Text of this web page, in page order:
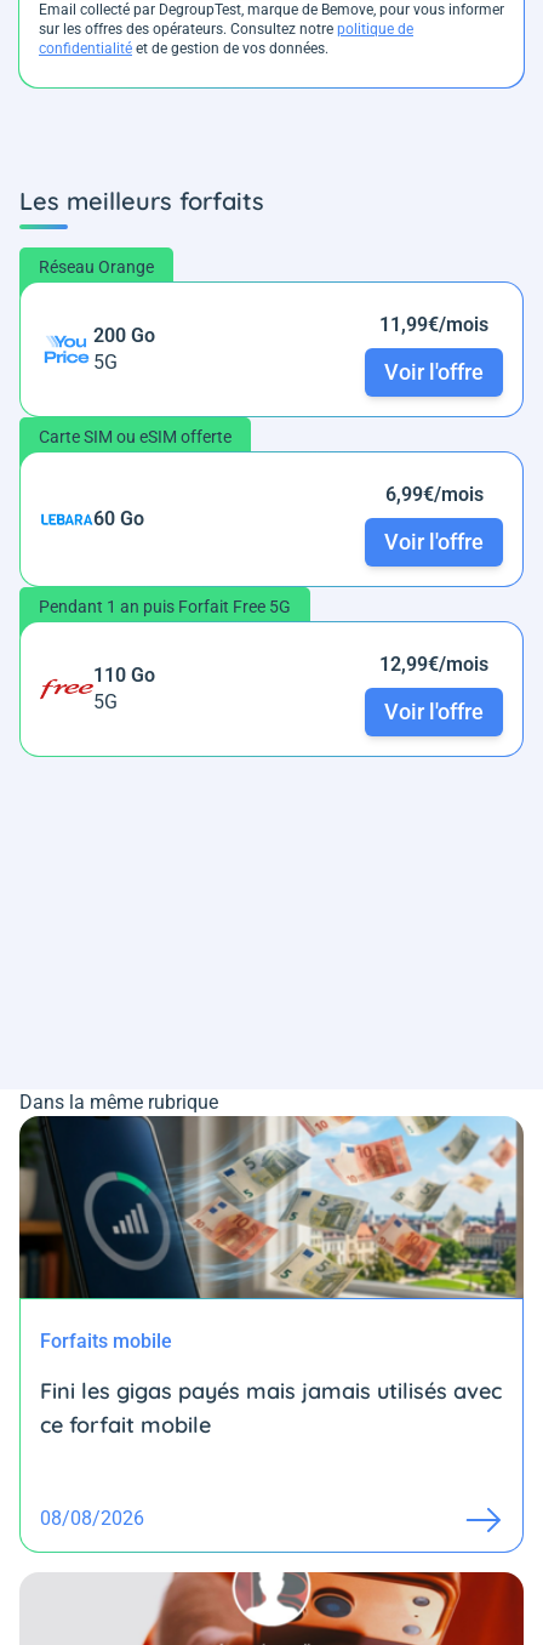
Email collecté par DegroupTest, marque de Bemove, pour vous informer
sur les offres des opérateurs. Consultez notre politique de
confidentialité et de gestion de vos données.
Les meilleurs forfaits
Réseau Orange
200 Go
5G
11,99€/mois
Voir l'offre
Carte SIM ou eSIM offerte
60 Go
6,99€/mois
Voir l'offre
Pendant 1 an puis Forfait Free 5G
110 Go
5G
12,99€/mois
Voir l'offre
Dans la même rubrique
Forfaits mobile
Fini les gigas payés mais jamais utilisés avec
ce forfait mobile
08/08/2026